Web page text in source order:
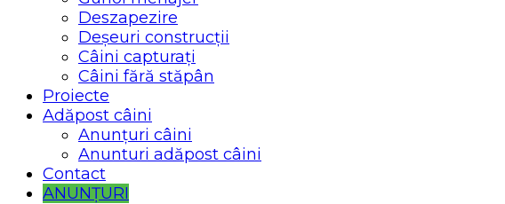
Deszapezire
Deșeuri construcții
Câini capturați
Câini fără stăpân
Proiecte
Adăpost câini
Anunțuri câini
Anunturi adăpost câini
Contact
ANUNȚURI